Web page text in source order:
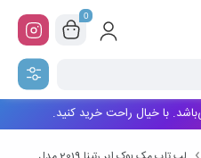
0
با خیال راحت خرید کنید.